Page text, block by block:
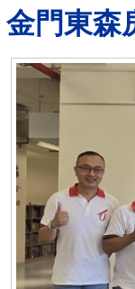
金門東森